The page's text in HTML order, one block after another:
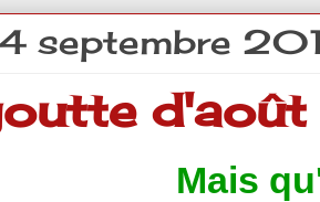
4 septembre
d'août
Mais